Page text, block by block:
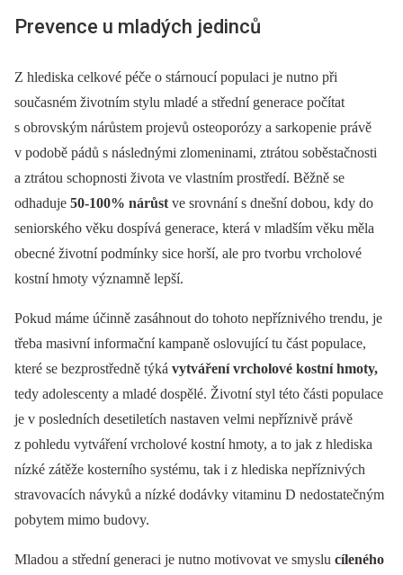
Prevence u mladých jedinců
Z hlediska celkové péče o stárnoucí populaci je nutno při
současném životním stylu mladé a střední generace počítat
s obrovským nárůstem projevů osteoporózy a sarkopenie právě
v podobě pádů s následnými zlomeninami, ztrátou soběstačnosti
a ztrátou schopnosti života ve vlastním prostředí. Běžně se
odhaduje 50-100% nárůst ve srovnání s dnešní dobou, kdy do
seniorského věku dospívá generace, která v mladším věku měla
obecné životní podmínky sice horší, ale pro tvorbu vrcholové
kostní hmoty významně lepší.
Pokud máme účinně zasáhnout do tohoto nepříznivého trendu, je
třeba masivní informační kampaně oslovující tu část populace,
které se bezprostředně týká vytváření vrcholové kostní hmoty,
tedy adolescenty a mladé dospělé. Životní styl této části populace
je v posledních desetiletích nastaven velmi nepříznivě právě
z pohledu vytváření vrcholové kostní hmoty, a to jak z hlediska
nízké zátěže kosterního systému, tak i z hlediska nepříznivých
stravovacích návyků a nízké dodávky vitaminu D nedostatečným
pobytem mimo budovy.
Mladou a střední generaci je nutno motivovat ve smyslu cíleného